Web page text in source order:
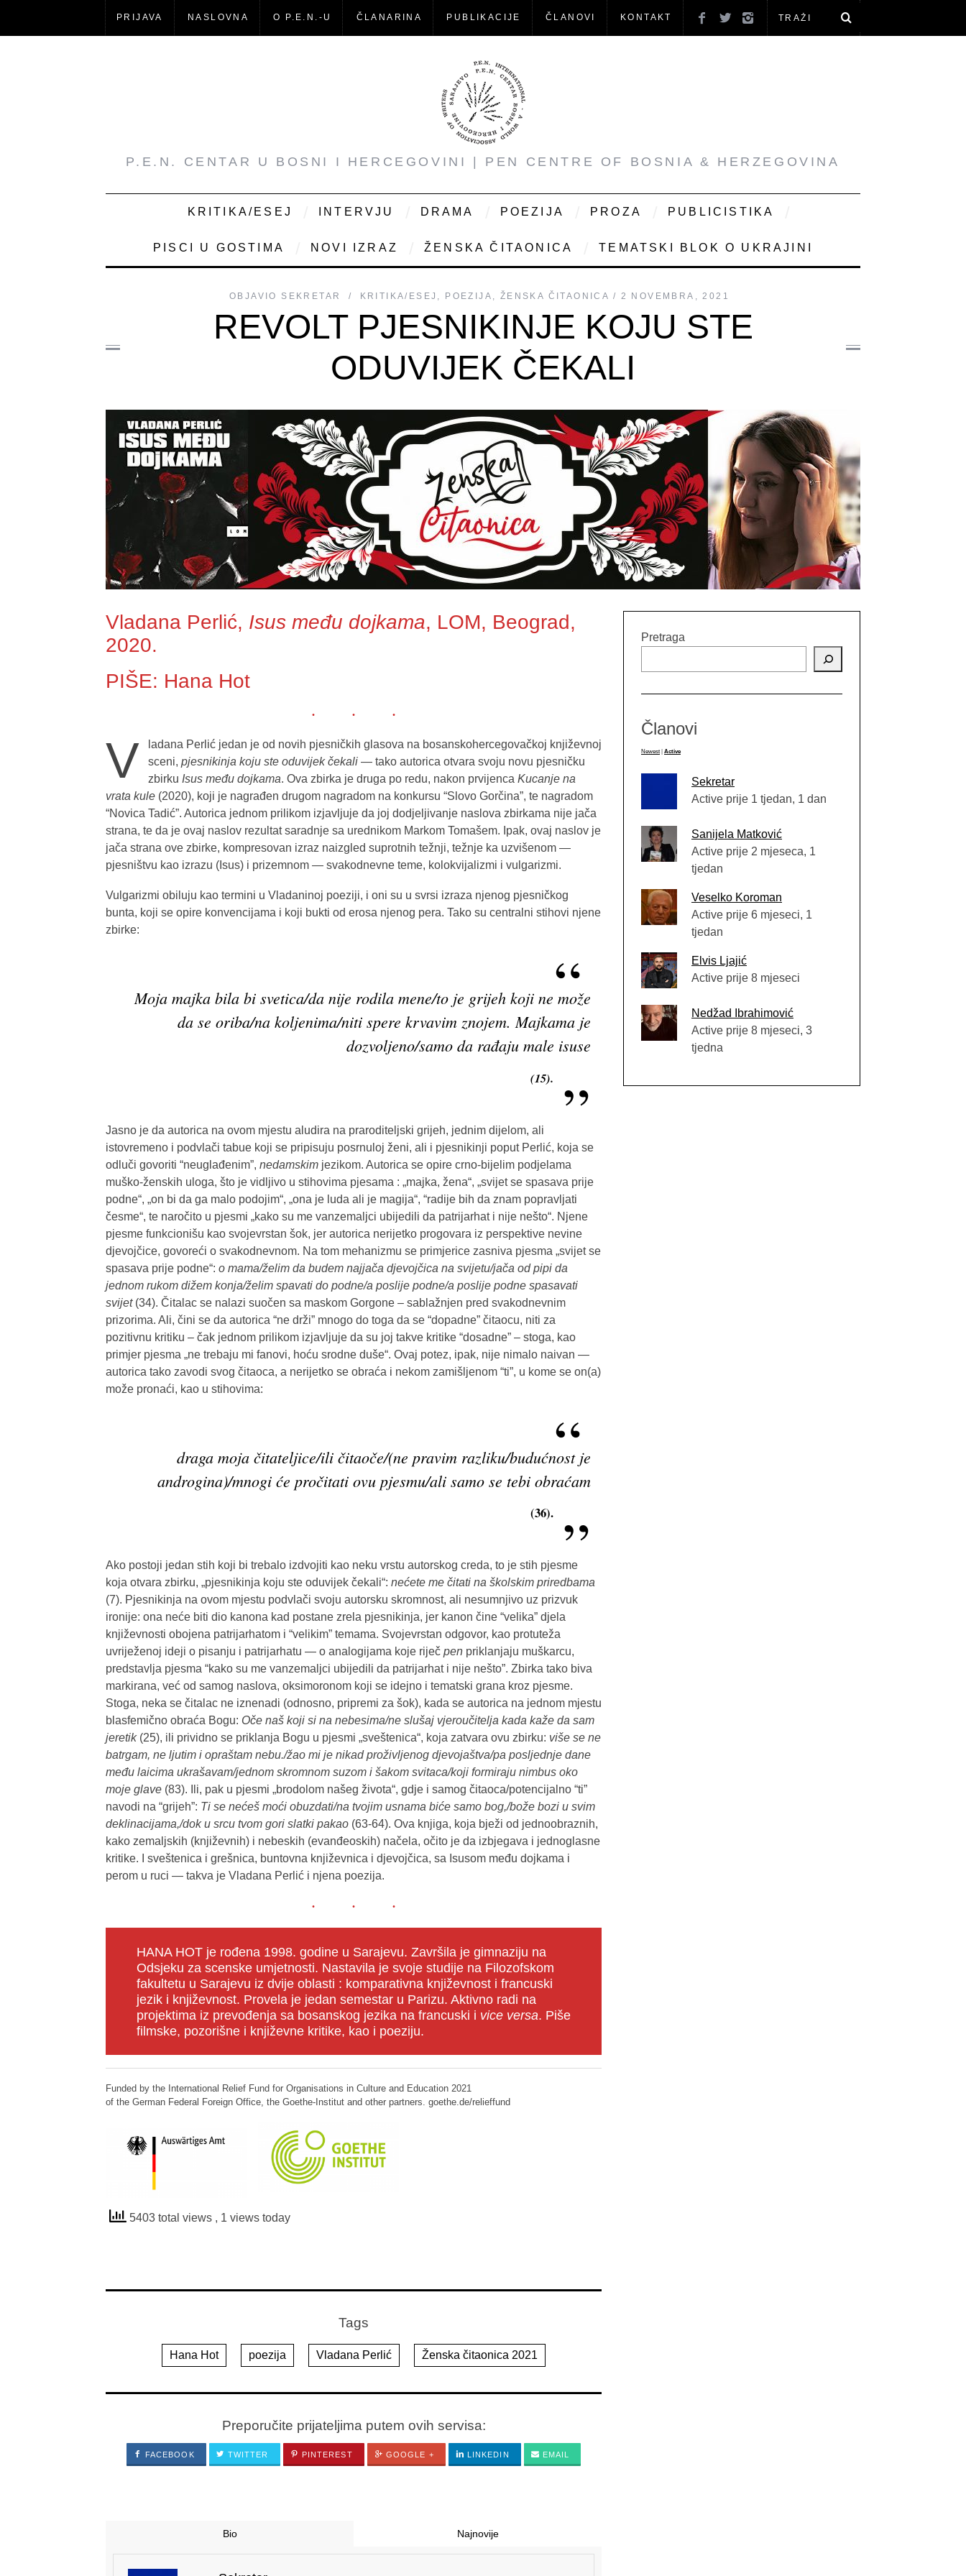
PRIJAVA NASLOVNA O P.E.N.-U ČLANARINA PUBLIKACIJE ČLANOVI KONTAKT
P.E.N. CENTAR U BOSNI I HERCEGOVINI | PEN CENTRE OF BOSNIA & HERZEGOVINA
KRITIKA/ESEJ INTERVJU DRAMA POEZIJA PROZA PUBLICISTIKA
PISCI U GOSTIMA NOVI IZRAZ ŽENSKA ČITAONICA TEMATSKI BLOK O UKRAJINI
OBJAVIO SEKRETAR KRITIKA/ESEJ , POEZIJA , ŽENSKA ČITAONICA 2 NOVEMBRA, 2021
REVOLT PJESNIKINJE KOJU STE
ODUVIJEK ČEKALI
Vladana Perlić, Isus među dojkama, LOM, Beograd,
2020.
PIŠE: Hana Hot
V
ladana Perlić jedan je od novih pjesničkih glasova na bosanskohercegovačkoj književnoj
sceni, pjesnikinja koju ste oduvijek čekali — tako autorica otvara svoju novu pjesničku
zbirku Isus među dojkama. Ova zbirka je druga po redu, nakon prvijenca Kucanje na
vrata kule (2020), koji je nagrađen drugom nagradom na konkursu “Slovo Gorčina”, te nagradom
“Novica Tadić”. Autorica jednom prilikom izjavljuje da joj dodjeljivanje naslova zbirkama nije jača
strana, te da je ovaj naslov rezultat saradnje sa urednikom Markom Tomašem. Ipak, ovaj naslov je
jača strana ove zbirke, kompresovan izraz naizgled suprotnih težnji, težnje ka uzvišenom —
pjesništvu kao izrazu (Isus) i prizemnom — svakodnevne teme, kolokvijalizmi i vulgarizmi.
Vulgarizmi obiluju kao termini u Vladaninoj poeziji, i oni su u svrsi izraza njenog pjesničkog
bunta, koji se opire konvencijama i koji bukti od erosa njenog pera. Tako su centralni stihovi njene
zbirke:
Moja majka bila bi svetica/da nije rodila mene/to je grijeh koji ne može
da se oriba/na koljenima/niti spere krvavim znojem. Majkama je
dozvoljeno/samo da rađaju male isuse
(15).
Jasno je da autorica na ovom mjestu aludira na praroditeljski grijeh, jednim dijelom, ali
istovremeno i podvlači tabue koji se pripisuju posrnuloj ženi, ali i pjesnikinji poput Perlić, koja se
odluči govoriti “neuglađenim”, nedamskim jezikom. Autorica se opire crno-bijelim podjelama
muško-ženskih uloga, što je vidljivo u stihovima pjesama : „majka, žena“, „svijet se spasava prije
podne“, „on bi da ga malo podojim“, „ona je luda ali je magija“, “radije bih da znam popravljati
česme“, te naročito u pjesmi „kako su me vanzemaljci ubijedili da patrijarhat i nije nešto“. Njene
pjesme funkcionišu kao svojevrstan šok, jer autorica nerijetko progovara iz perspektive nevine
djevojčice, govoreći o svakodnevnom. Na tom mehanizmu se primjerice zasniva pjesma „svijet se
spasava prije podne“: o mama/želim da budem najjača djevojčica na svijetu/jača od pipi da
jednom rukom dižem konja/želim spavati do podne/a poslije podne/a poslije podne spasavati
svijet(34). Čitalac se nalazi suočen sa maskom Gorgone – sablažnjen pred svakodnevnim
prizorima. Ali, čini se da autorica “ne drži” mnogo do toga da se “dopadne” čitaocu, niti za
pozitivnu kritiku – čak jednom prilikom izjavljuje da su joj takve kritike “dosadne” – stoga, kao
primjer pjesma „ne trebaju mi fanovi, hoću srodne duše“. Ovaj potez, ipak, nije nimalo naivan —
autorica tako zavodi svog čitaoca, a nerijetko se obraća i nekom zamišljenom “ti”, u kome se on(a)
može pronaći, kao u stihovima:
draga moja čitateljice/ili čitaoče/(ne pravim razliku/budućnost je
androgina)/mnogi će pročitati ovu pjesmu/ali samo se tebi obraćam
(36).
Ako postoji jedan stih koji bi trebalo izdvojiti kao neku vrstu autorskog creda, to je stih pjesme
koja otvara zbirku, „pjesnikinja koju ste oduvijek čekali“: nećete me čitati na školskim priredbama
(7). Pjesnikinja na ovom mjestu podvlači svoju autorsku skromnost, ali nesumnjivo uz prizvuk
ironije: ona neće biti dio kanona kad postane zrela pjesnikinja, jer kanon čine “velika” djela
književnosti obojena patrijarhatom i “velikim” temama. Svojevrstan odgovor, kao protuteža
uvriježenoj ideji o pisanju i patrijarhatu — o analogijama koje riječ pen priklanjaju muškarcu,
predstavlja pjesma “kako su me vanzemaljci ubijedili da patrijarhat i nije nešto”. Zbirka tako biva
markirana, već od samog naslova, oksimoronom koji se idejno i tematski grana kroz pjesme.
Stoga, neka se čitalac ne iznenadi (odnosno, pripremi za šok), kada se autorica na jednom mjestu
blasfemično obraća Bogu: Oče naš koji si na nebesima/ne slušaj vjeroučitelja kada kaže da sam
jeretik(25), ili prividno se priklanja Bogu u pjesmi „sveštenica“, koja zatvara ovu zbirku: više se ne
batrgam, ne ljutim i opraštam nebu./žao mi je nikad proživljenog djevojaštva/pa posljednje dane
među laicima ukrašavam/jednom skromnom suzom i šakom svitaca/koji formiraju nimbus oko
moje glave (83). Ili, pak u pjesmi „brodolom našeg života“, gdje i samog čitaoca/potencijalno “ti”
navodi na “grijeh”: Ti se nećeš moći obuzdati/na tvojim usnama biće samo bog,/bože bozi u svim
deklinacijama,/dok u srcu tvom gori slatki pakao (63-64). Ova knjiga, koja bježi od jednoobraznih,
kako zemaljskih (književnih) i nebeskih (evanđeoskih) načela, očito je da izbjegava i jednoglasne
kritike. I sveštenica i grešnica, buntovna književnica i djevojčica, sa Isusom među dojkama i
perom u ruci — takva je Vladana Perlić i njena poezija.
HANA HOT je rođena 1998. godine u Sarajevu. Završila je gimnaziju na
Odsjeku za scenske umjetnosti. Nastavila je svoje studije na Filozofskom
fakultetu u Sarajevu iz dvije oblasti : komparativna književnost i francuski
jezik i književnost. Provela je jedan semestar u Parizu. Aktivno radi na
projektima iz prevođenja sa bosanskog jezika na francuski i vice versa. Piše
filmske, pozorišne i književne kritike, kao i poeziju.
Funded by the International Relief Fund for Organisations in Culture and Education 2021
of the German Federal Foreign Office, the Goethe-Institut and other partners. goethe.de/relieffund
5403 total views , 1 views today
Tags
Hana Hot poezija Vladana Perlić Ženska čitaonica 2021
Preporučite prijateljima putem ovih servisa:
FACEBOOK TWITTER PINTEREST GOOGLE + LINKEDIN EMAIL
Bio Najnovije
Pretraga
Članovi
Newest Active
Sekretar
Active prije 1 tjedan, 1 dan
Sanijela Matković
Active prije 2 mjeseca, 1
tjedan
Veselko Koroman
Active prije 6 mjeseci, 1
tjedan
Elvis Ljajić
Active prije 8 mjeseci
Nedžad Ibrahimović
Active prije 8 mjeseci, 3
tjedna